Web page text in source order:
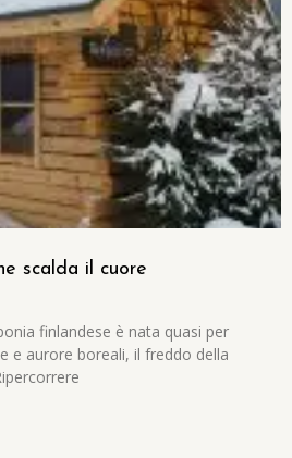
scalda il cuore
finlandese è nata quasi per
e aurore boreali, il freddo della